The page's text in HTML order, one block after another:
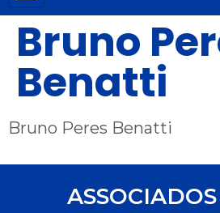
Bruno
Benatti
Bruno Peres Benatti